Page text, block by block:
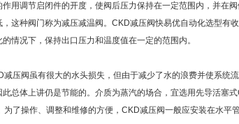
作用调节启闭件的开度，使阀后压力保持在一定范围内，并在
，这种阀门称为减压减温阀。CKD减压阀快易优自动化选型有
情况下，保持出口压力和温度值在一定的范围内。
减压阀虽有很大的水头损失，但由于减少了水的浪费并使系统
此总体上讲仍是节能的。介质为蒸汽的场合，宜选用先导活塞
为了操作、调整和维修的方便，CKD减压阀一般应安装在水平管